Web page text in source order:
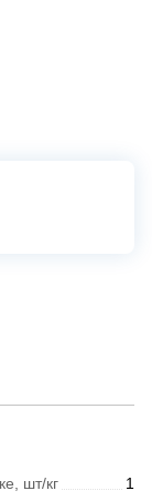
шт/кг 1